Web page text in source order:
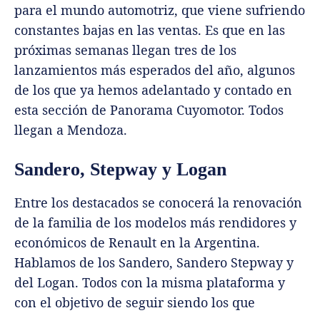
para el mundo automotriz, que viene sufriendo
constantes bajas en las ventas. Es que en las
próximas semanas llegan tres de los
lanzamientos más esperados del año, algunos
de los que ya hemos adelantado y contado en
esta sección de Panorama Cuyomotor. Todos
llegan a Mendoza.
Sandero, Stepway y Logan
Entre los destacados se conocerá la renovación
de la familia de los modelos más rendidores y
económicos de Renault en la Argentina.
Hablamos de los Sandero, Sandero Stepway y
del Logan. Todos con la misma plataforma y
con el objetivo de seguir siendo los que